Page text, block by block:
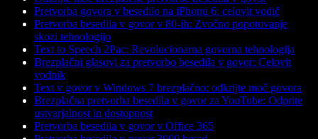
Pretvorba govora v besedilo na iPhonu 6: celovit vodič
Pretvorba besedila v govor v 80-ih: Zvočno popotovanje
skozi tehnologijo
Text to Speech 2Pac: Revolucionarna govorna tehnologija
Brezplačni glasovi za pretvorbo besedila v govor: Celovit
vodnik
Text v govor v Windows 7 brezplačno: odkrijte moč govora
Brezplačna pretvorba besedila v govor za YouTube: Odprite
ustvarjalnost in dostopnost
Pretvorba besedila v govor v Office 365